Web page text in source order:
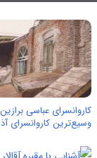
کاروانسرای عباسی
وسیع‌ترین کاروانسرای